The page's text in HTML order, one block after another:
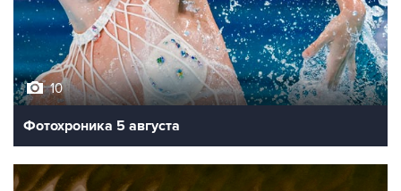
10
Фотохроника 5 августа